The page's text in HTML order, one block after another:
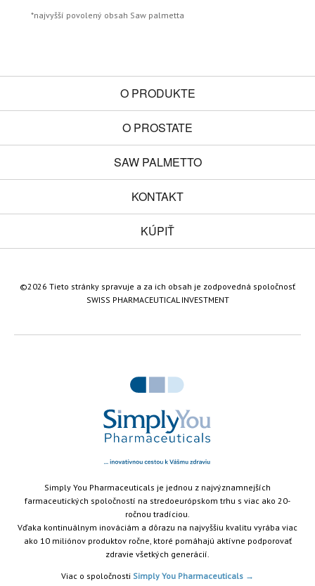
*najvyšší povolený obsah Saw palmetta
O PRODUKTE
O PROSTATE
SAW PALMETTO
KONTAKT
KÚPIŤ
©2026 Tieto stránky spravuje a za ich obsah je zodpovedná spoločnosť
SWISS PHARMACEUTICAL INVESTMENT
Simply You Pharmaceuticals je jednou z najvýznamnejších
farmaceutických spoločností na stredoeurópskom trhu s viac ako 20-
ročnou tradíciou.
Vďaka kontinuálnym inováciám a dôrazu na najvyššiu kvalitu vyrába viac
ako 10 miliónov produktov ročne, ktoré pomáhajú aktívne podporovať
zdravie všetkých generácií.
Viac o spoločnosti Simply You Pharmaceuticals →